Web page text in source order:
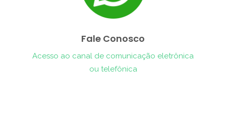
Fale Conosco
Acesso ao canal de comunicação eletrônica
ou telefônica